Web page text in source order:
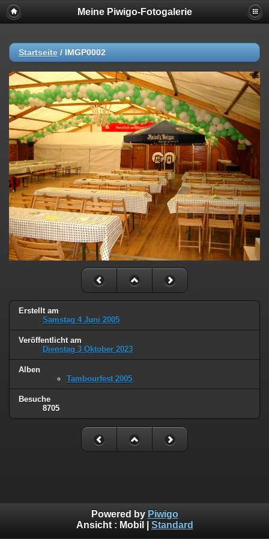
Meine Piwigo-Fotogalerie
Startseite / IMGP0002
Erstellt am
Samstag 4 Juni 2005
Veröffentlicht am
Dienstag 3 Oktober 2023
Alben
Tambourfest 2005
Besuche
8705
Powered by Piwigo
Ansicht : Mobil Standard